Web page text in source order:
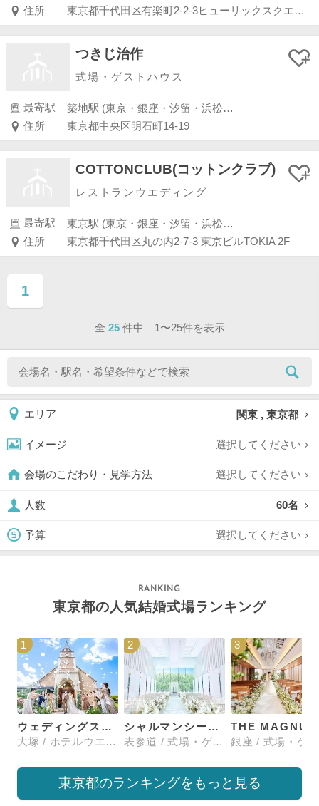
住所
東京都千代田区有楽町2-2-3ヒューリックスクエア東京3F
つきじ治作
式場・ゲストハウス
最寄駅
築地駅 (東京・銀座・汐留・浜松町・品川・上野・浅草)
住所
東京都中央区明石町14-19
COTTONCLUB(コットンクラブ)
レストランウエディング
最寄駅
東京駅 (東京・銀座・汐留・浜松町・品川・上野・浅草)
住所
東京都千代田区丸の内2-7-3 東京ビルTOKIA 2F
1
ページ目
全 25 件中 1〜25件を表示
エリア 関東 , 東京都
イメージ 選択してください
会場のこだわり・見学方法 選択してください
人数 60名
予算 選択してください
東京都の人気結婚式場ランキング
1
ウェディングスホテル・ベルクラシック東京
大塚 / ホテルウエディング
2
シャルマンシーナTOKYO
表参道 / 式場・ゲストハウス
3
東京都のランキングをもっと見る